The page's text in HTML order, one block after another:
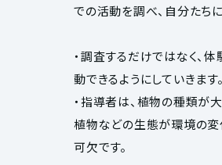
での活動を調べ、自分たちに
・調査するだけではなく、
動できるようにしていきます。
・指導者は、植物の種類が
植物などの生態が環境の
可欠です。